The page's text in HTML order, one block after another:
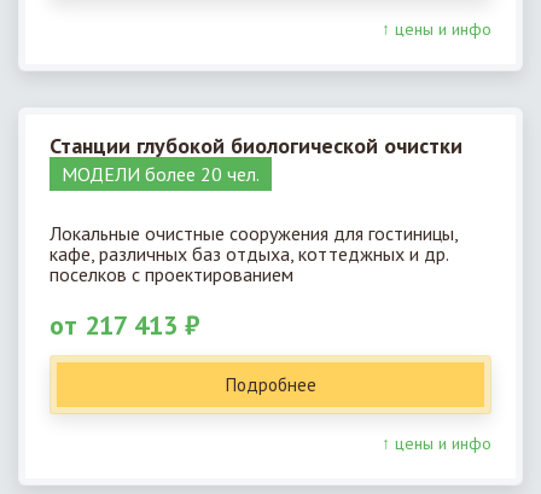
↑ цены и инфо
Станции глубокой биологической очистки
МОДЕЛИ более 20 чел.
Локальные очистные сооружения для гостиницы,
кафе, различных баз отдыха, коттеджных и др.
поселков с проектированием
от 217 413 ₽
Подробнее
↑ цены и инфо